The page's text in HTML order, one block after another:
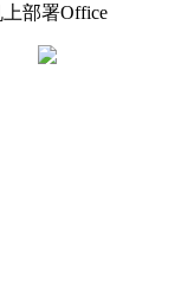
部署Office